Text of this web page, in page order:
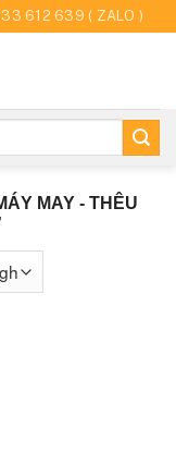
612 639 ( ZALO )
MAY - THÊU